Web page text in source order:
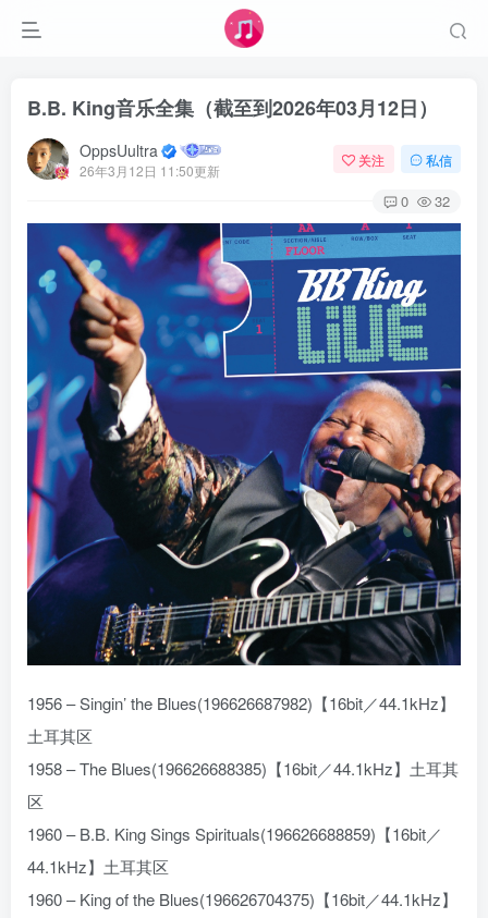
B.B. King音乐全集（截至到2026年03月12日）
OppsUultra
26年3月12日 11:50更新
关注 私信
0 32
1956 – Singin’ the Blues(196626687982)【16bit／44.1kHz】
土耳其区
1958 – The Blues(196626688385)【16bit／44.1kHz】土耳其
区
1960 – B.B. King Sings Spirituals(196626688859)【16bit／
44.1kHz】土耳其区
1960 – King of the Blues(196626704375)【16bit／44.1kHz】